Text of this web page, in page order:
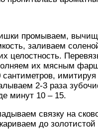
промываем,
заливаем
целостность.
их мясным
имитируя
2-3 раза
минут 10 – 15.
связку на
до золотистой